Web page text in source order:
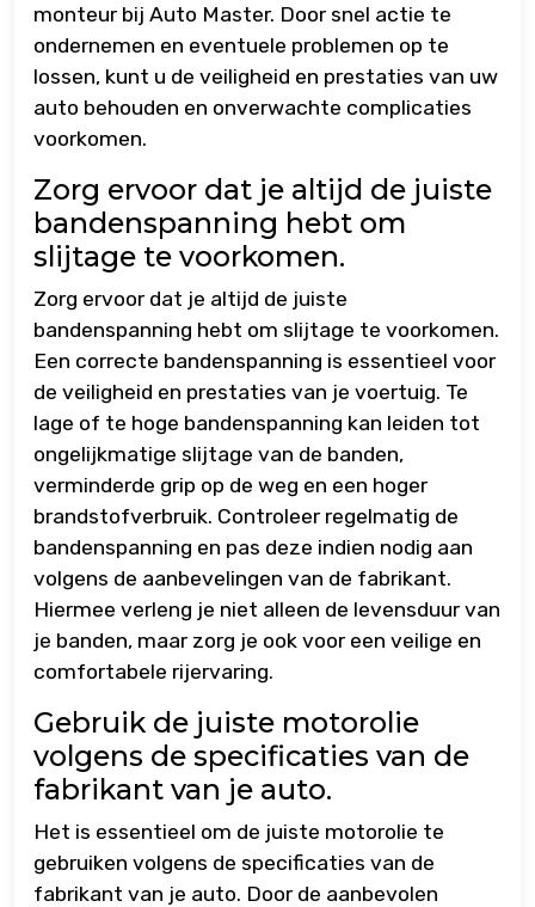
monteur bij Auto Master. Door snel actie te
ondernemen en eventuele problemen op te
lossen, kunt u de veiligheid en prestaties van uw
auto behouden en onverwachte complicaties
voorkomen.
Zorg ervoor dat je altijd de juiste
bandenspanning hebt om
slijtage te voorkomen.
Zorg ervoor dat je altijd de juiste
bandenspanning hebt om slijtage te voorkomen.
Een correcte bandenspanning is essentieel voor
de veiligheid en prestaties van je voertuig. Te
lage of te hoge bandenspanning kan leiden tot
ongelijkmatige slijtage van de banden,
verminderde grip op de weg en een hoger
brandstofverbruik. Controleer regelmatig de
bandenspanning en pas deze indien nodig aan
volgens de aanbevelingen van de fabrikant.
Hiermee verleng je niet alleen de levensduur van
je banden, maar zorg je ook voor een veilige en
comfortabele rijervaring.
Gebruik de juiste motorolie
volgens de specificaties van de
fabrikant van je auto.
Het is essentieel om de juiste motorolie te
gebruiken volgens de specificaties van de
fabrikant van je auto. Door de aanbevolen